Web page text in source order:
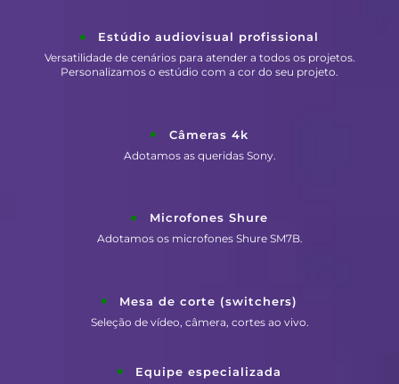
Estúdio audiovisual profissional
Versatilidade de cenários para atender a todos os projetos.
Personalizamos o estúdio com a cor do seu projeto.
Câmeras 4k
Adotamos as queridas Sony.
Microfones Shure
Adotamos os microfones Shure SM7B.
Mesa de corte (switchers)
Seleção de vídeo, câmera, cortes ao vivo.
Equipe especializada